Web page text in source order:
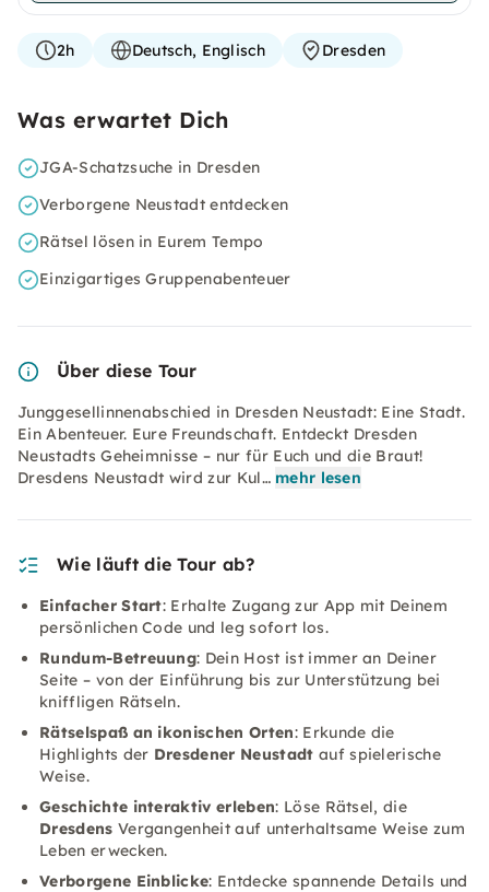
2h Deutsch, Englisch Dresden
Was erwartet Dich
JGA-Schatzsuche in Dresden
Verborgene Neustadt entdecken
Rätsel lösen in Eurem Tempo
Einzigartiges Gruppenabenteuer
Über diese Tour
Junggesellinnenabschied in Dresden Neustadt: Eine Stadt.
Ein Abenteuer. Eure Freundschaft. Entdeckt Dresden
Neustadts Geheimnisse – nur für Euch und die Braut!
Dresdens Neustadt wird zur Kul… mehr lesen
Wie läuft die Tour ab?
Einfacher Start: Erhalte Zugang zur App mit Deinem
persönlichen Code und leg sofort los.
Rundum-Betreuung: Dein Host ist immer an Deiner
Seite – von der Einführung bis zur Unterstützung bei
kniffligen Rätseln.
Rätselspaß an ikonischen Orten: Erkunde die
Highlights der Dresdener Neustadt auf spielerische
Weise.
Geschichte interaktiv erleben: Löse Rätsel, die
Dresdens Vergangenheit auf unterhaltsame Weise zum
Leben erwecken.
Verborgene Einblicke: Entdecke spannende Details und